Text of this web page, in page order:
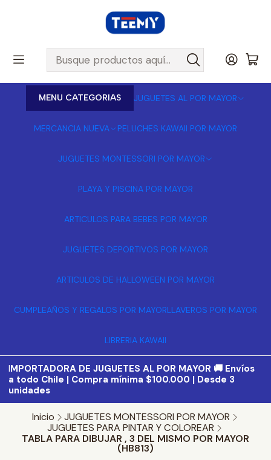
MENU CATEGORIAS JUGUETES AL POR MAYOR
MERCANCIA NUEVA PELUCHES KAWAII POR MAYOR
JUGUETES MONTESSORI POR MAYOR
PLAYA Y PISCINA POR MAYOR
ARTICULOS PARA BEBES POR MAYOR
JUGUETES DEPORTIVOS POR MAYOR
ARTICULOS DE HALLOWEEN POR MAYOR
CUMPLEAÑOS Y REGALOS POR MAYORLLAVEROS POR MAYOR
LIBRERIA KAWAII
IMPORTADORA DE JUGUETES AL POR MAYOR 🚚 Envíos
a todo Chile | Compra mínima $100.000 | Desde 3
unidades
Inicio
JUGUETES MONTESSORI POR MAYOR
JUGUETES PARA PINTAR Y COLOREAR
TABLA PARA DIBUJAR , 3 DEL MISMO POR MAYOR
(HB813)